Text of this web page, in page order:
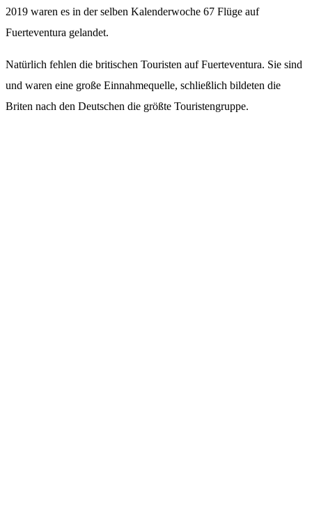
2019 waren es in der selben Kalenderwoche 67 Flüge auf
Fuerteventura gelandet.
Natürlich fehlen die britischen Touristen auf Fuerteventura. Sie sind
und waren eine große Einnahmequelle, schließlich bildeten die
Briten nach den Deutschen die größte Touristengruppe.